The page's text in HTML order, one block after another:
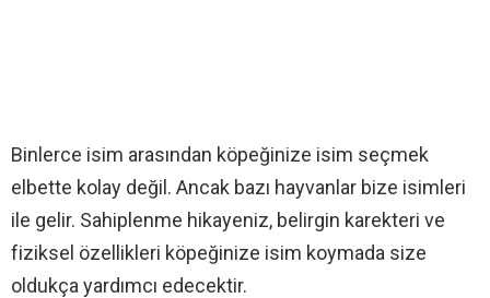
Binlerce isim arasından köpeğinize isim seçmek
elbette kolay değil. Ancak bazı hayvanlar bize isimleri
ile gelir. Sahiplenme hikayeniz, belirgin karekteri ve
fiziksel özellikleri köpeğinize isim koymada size
oldukça yardımcı edecektir.